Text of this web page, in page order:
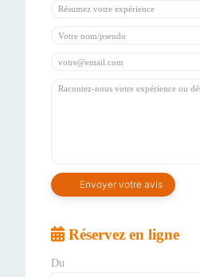
Réservez en ligne
Du